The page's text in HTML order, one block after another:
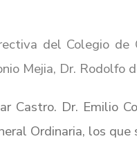
del Colegio de
Mejia, Dr. Rodolfo
Castro. Dr. Emilio
Ordinaria, los